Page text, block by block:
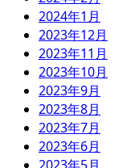
2024年1月
2023年12月
2023年11月
2023年10月
2023年9月
2023年8月
2023年7月
2023年6月